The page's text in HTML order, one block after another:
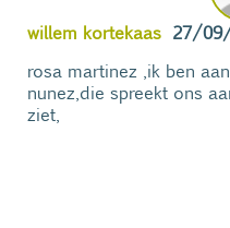
willem kortekaas 27/
rosa martinez ,ik ben
nunez,die spreekt ons
ziet,